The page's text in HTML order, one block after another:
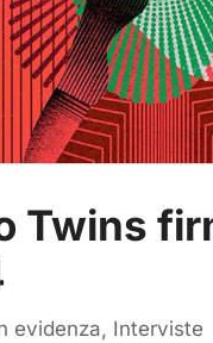
Twins
evidenza, Interviste